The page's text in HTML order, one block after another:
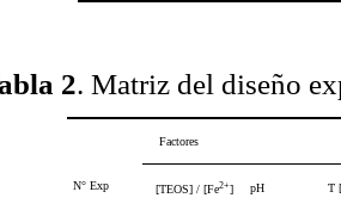
2. Matriz del diseño
Factores
N° Exp [TEOS] / [Fe2+] pH T